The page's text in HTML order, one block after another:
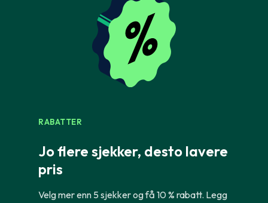
RABATTER
Jo flere sjekker, desto lavere
pris
Velg mer enn 5 sjekker og få 10 % rabatt. Legg